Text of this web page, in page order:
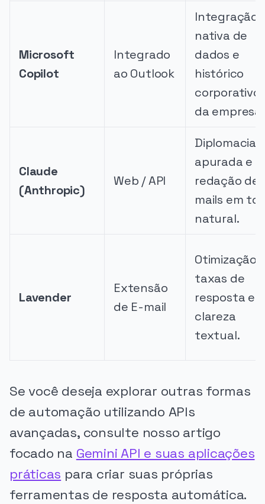
Microsoft
Copilot
Integrado
ao Outlook
Integração
nativa de
dados e
histórico
corporativo
da empresa.
Claude
(Anthropic)
Web / API
Diplomacia
apurada e
redação de
mails em
natural.
Lavender
Extensão
de E-mail
Otimização
taxas de
resposta e
clareza
textual.
Se você deseja explorar outras formas
de automação utilizando APIs
avançadas, consulte nosso artigo
focado na Gemini API e suas aplicações
práticas para criar suas próprias
ferramentas de resposta automática.